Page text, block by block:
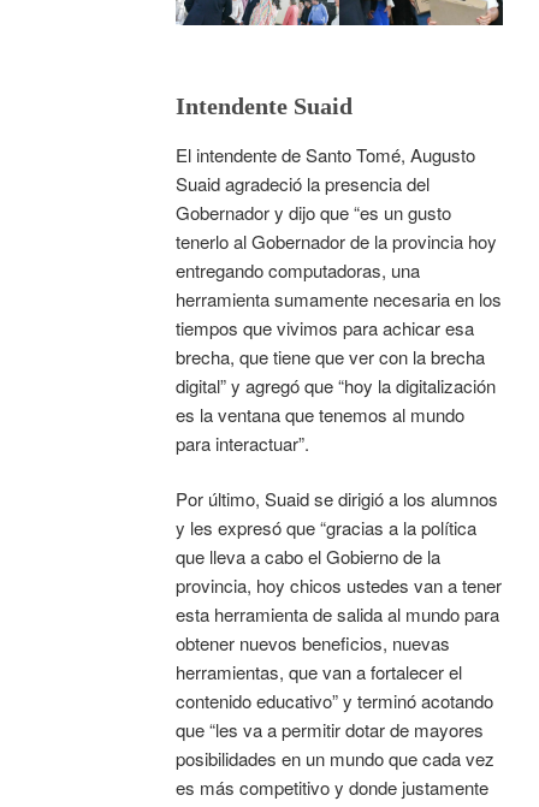
Intendente Suaid
El intendente de Santo Tomé, Augusto
Suaid agradeció la presencia del
Gobernador y dijo que “es un gusto
tenerlo al Gobernador de la provincia hoy
entregando computadoras, una
herramienta sumamente necesaria en los
tiempos que vivimos para achicar esa
brecha, que tiene que ver con la brecha
digital” y agregó que “hoy la digitalización
es la ventana que tenemos al mundo
para interactuar”.
Por último, Suaid se dirigió a los alumnos
y les expresó que “gracias a la política
que lleva a cabo el Gobierno de la
provincia, hoy chicos ustedes van a tener
esta herramienta de salida al mundo para
obtener nuevos beneficios, nuevas
herramientas, que van a fortalecer el
contenido educativo” y terminó acotando
que “les va a permitir dotar de mayores
posibilidades en un mundo que cada vez
es más competitivo y donde justamente